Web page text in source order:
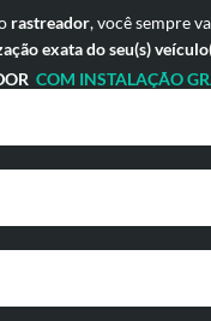
rastreador, você sempre
exata do seu(s)
COM INSTALAÇÃO